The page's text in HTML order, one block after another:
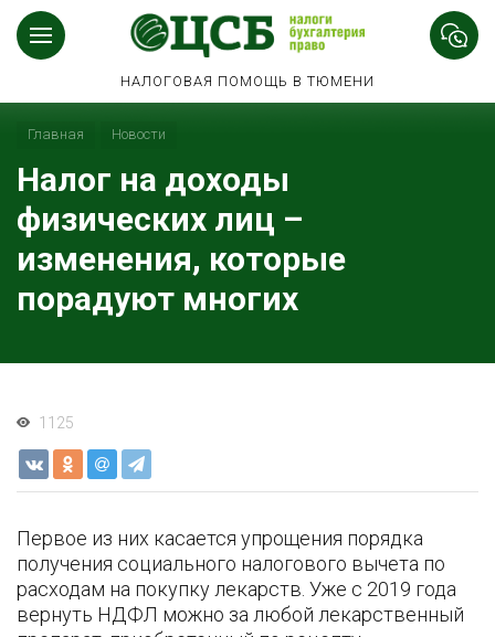
НАЛОГОВАЯ ПОМОЩЬ В ТЮМЕНИ
Главная Новости
Налог на доходы
физических лиц –
изменения, которые
порадуют многих
1125
Первое из них касается упрощения порядка
получения социального налогового вычета по
расходам на покупку лекарств. Уже с 2019 года
вернуть НДФЛ можно за любой лекарственный